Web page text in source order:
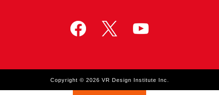
Copyright © 2026 VR Design Institute Inc.